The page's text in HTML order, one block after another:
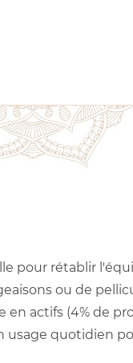
pour rétablir
ou de
actifs (4% de
quotidien